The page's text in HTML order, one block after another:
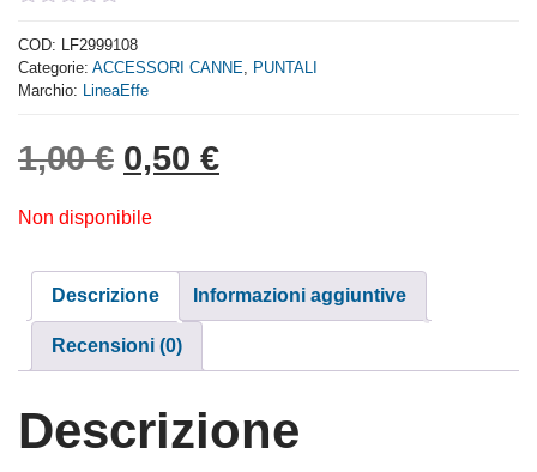
out
of
5
COD: LF2999108
Categorie: ACCESSORI CANNE, PUNTALI
Marchio: LineaEffe
1,00€ Il prezzo originale era:
0,50 €Il prezzo attuale è:
Non disponibile
Descrizione Informazioni aggiuntive
Recensioni (0)
Descrizione